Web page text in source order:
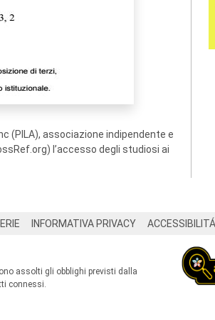
(PILA), associazione indipendente e
l’accesso degli studiosi ai
INFORMATIVA PRIVACY ACCESSIBILITÁ
assolti gli obblighi previsti dalla
connessi.